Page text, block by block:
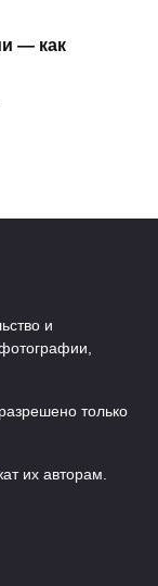
— как
и
фотографии,
только
их авторам.